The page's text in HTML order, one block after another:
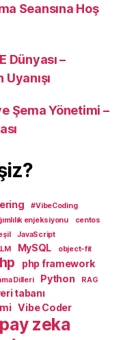
Seansına Hoş
Dünyası –
Şema Yönetimi –
#VibeCoding
enjeksiyonu
centos
JavaScript
MySQL
object-fit
php framework
Dilleri Python
RAG
tabanı
Vibe Coder
zeka